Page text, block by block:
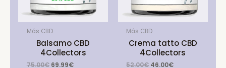
Más CBD
Balsamo CBD
4Collectors
75.00€ Original
69.99€Current
Más CBD
Crema tatto CBD
4Collectors
52.00€ Original
46.00€Current